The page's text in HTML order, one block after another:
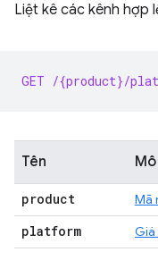
Liệt kê các kênh hợp
GET /{product}/
Tên
product Mã
platform Giá